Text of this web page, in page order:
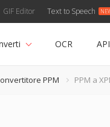
GIF Editor Text to Speech
OCR API
PPM PPM a